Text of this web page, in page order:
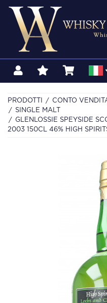
PRODOTTI
CONTO
SINGLE MALT
GLENLOSSIE SPEYSIDE
2003 150CL 46% HIGH